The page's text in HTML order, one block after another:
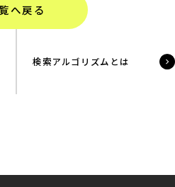
へ戻る
検索アルゴリズムとは